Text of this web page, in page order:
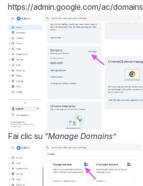
https://admin.google.com/ac/domains
Fai clic su “Manage Domains”